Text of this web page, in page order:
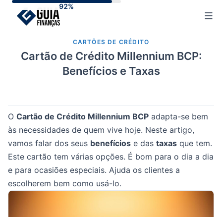
CARTÕES DE CRÉDITO
Cartão de Crédito Millennium BCP:
Benefícios e Taxas
O Cartão de Crédito Millennium BCP adapta-se bem
às necessidades de quem vive hoje. Neste artigo,
vamos falar dos seus benefícios e das taxas que tem.
Este cartão tem várias opções. É bom para o dia a dia
e para ocasiões especiais. Ajuda os clientes a
escolherem bem como usá-lo.